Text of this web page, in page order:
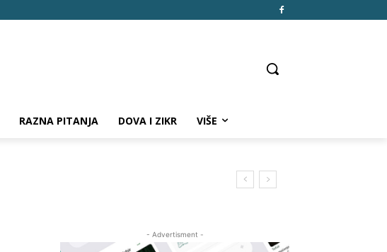
RAZNA PITANJA DOVA I ZIKR VIŠE
- Advertisment -